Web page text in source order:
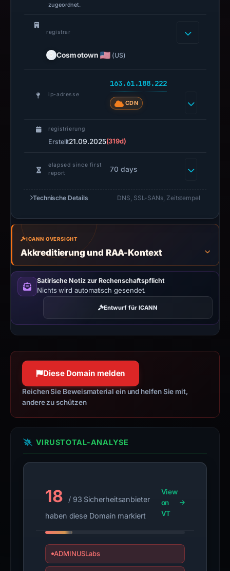
a
guarantee.
Avoid
interacting
domain;
report
is
inaccurate.
zugeordnet.
registrar
Cosmotown (US)
ip-adresse
163.61.188.222
CDN
registrierung
Erstellt21.09.2025(319d)
elapsed since first
report
70 days
Technische Details DNS, SSL-SANs, Zeitstempel
ICANN OVERSIGHT
Akkreditierung und RAA-Kontext
Satirische Notiz zur Rechenschaftspflicht
Nichts wird automatisch gesendet.
Entwurf für ICANN
Diese Domain melden
Reichen Sie Beweismaterial ein und helfen Sie mit,
andere zu schützen
VIRUSTOTAL-ANALYSE
18
/ 93 Sicherheitsanbieter
haben diese Domain markiert
View
on
VT
ADMINUSLabs